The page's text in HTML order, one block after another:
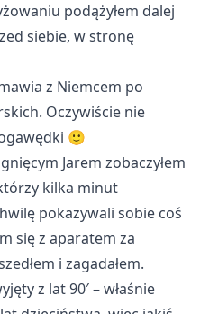
podążyłem dalej
siebie, w stronę
z Niemcem po
Oczywiście nie
🙂
Jarem zobaczyłem
kilka minut
pokazywali sobie coś
się z aparatem za
i zagadałem.
z lat 90′ – właśnie